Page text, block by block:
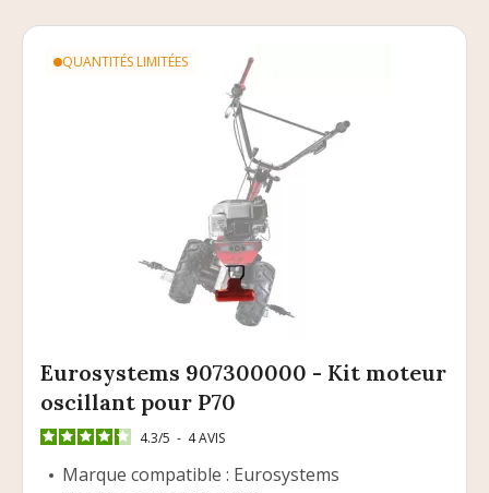
QUANTITÉS LIMITÉES
Eurosystems 907300000 - Kit moteur
oscillant pour P70
4.3/5 - 4AVIS
Marque compatible : Eurosystems